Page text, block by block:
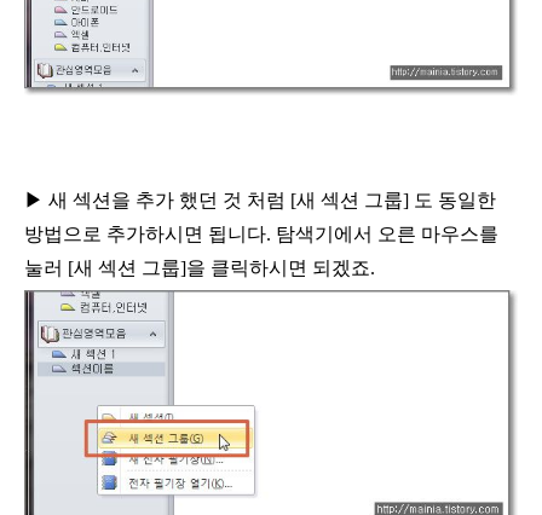
▶ 새 섹션을 추가 했던 것 처럼 [새 섹션 그룹] 도 동일한
방법으로 추가하시면 됩니다. 탐색기에서 오른 마우스를
눌러 [새 섹션 그룹]을 클릭하시면 되겠죠.